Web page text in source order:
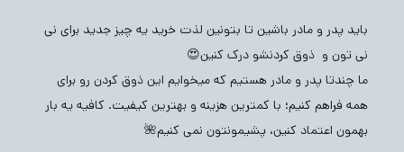
باید پدر و مادر باشین تا بتونین لذت خرید یه چیز جدید برای نی
نی تون و ذوق کردنشو درک کنین😍
ما چندتا پدر و مادر هستیم که میخوایم این ذوق کردن رو برای
همه فراهم کنیم؛ با کمترین هزینه و بهترین کیفیت. کافیه یه بار
بهمون اعتماد کنین، پشیمونتون نمی کنیم🌺